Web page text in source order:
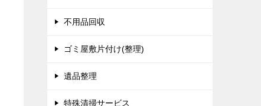
不用品回収
ゴミ屋敷片付け(整理)
遺品整理
特殊清掃サービス